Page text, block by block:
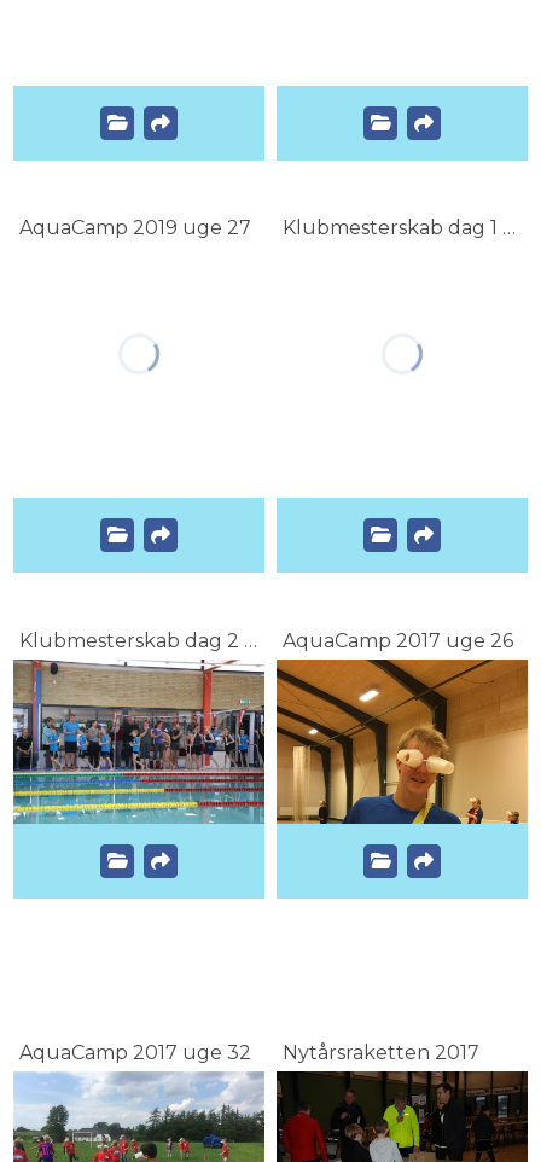
AquaCamp 2019 uge 27 Klubmesterskab dag 1 2017
Klubmesterskab dag 2 2017 AquaCamp 2017 uge 26
AquaCamp 2017 uge 32 Nytårsraketten 2017